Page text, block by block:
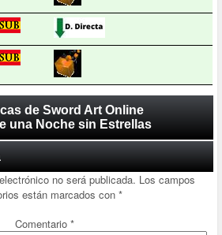
de Sword Art Online
una Noche sin Estrellas
no será publicada. Los campos
están marcados con*
Comentario*